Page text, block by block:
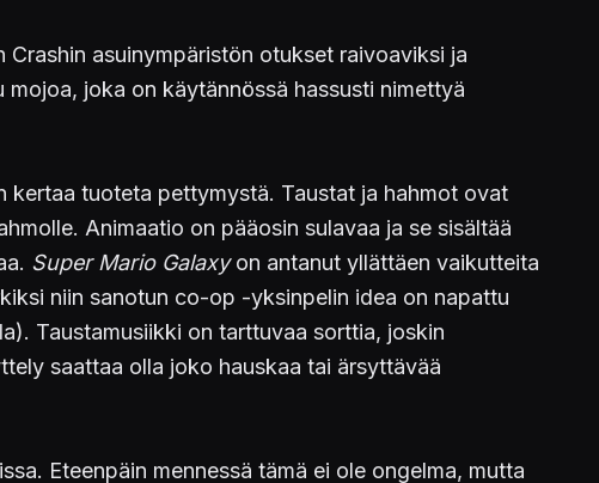
asuinympäristön otukset raivoaviksi ja
joka on käytännössä hassusti nimettyä
tuoteta pettymystä. Taustat ja hahmot ovat
Animaatio on pääosin sulavaa ja se sisältää
Super Mario Galaxyon antanut yllättäen vaikutteita
niin sanotun co-op -yksinpelin idea on napattu
Taustamusiikki on tarttuvaa sorttia, joskin
saattaa olla joko hauskaa tai ärsyttävää
Eteenpäin mennessä tämä ei ole ongelma, mutta